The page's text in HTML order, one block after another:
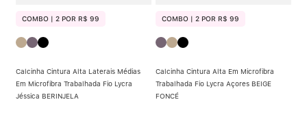
COMBO | 2 POR R$ 99
Calcinha Cintura Alta Laterais Médias
Em Microfibra Trabalhada Fio Lycra
Jéssica BERINJELA
COMBO | 2 POR R$ 99
Calcinha Cintura Alta Em Microfibra
Trabalhada Fio Lycra Açores BEIGE
FONCÉ